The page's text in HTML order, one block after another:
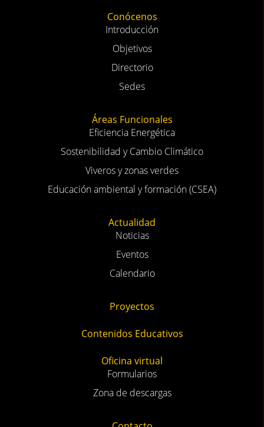
Conócenos
Introducción
Objetivos
Directorio
Sedes
Áreas Funcionales
Eficiencia Energética
Sostenibilidad y Cambio Climático
Viveros y zonas verdes
Educación ambiental y formación (CSEA)
Actualidad
Noticias
Eventos
Calendario
Proyectos
Contenidos Educativos
Oficina virtual
Formularios
Zona de descargas